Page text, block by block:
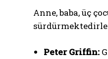
Anne, baba, üç
Peter Griffin: